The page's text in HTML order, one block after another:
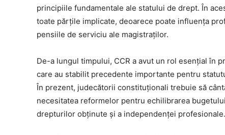
principiile fundamentale ale statului de drept. În
toate părțile implicate, deoarece poate influența
pensiile de serviciu ale magistraților.
De-a lungul timpului, CCR a avut un rol esențial în
care au stabilit precedente importante pentru
În prezent, judecătorii constituționali trebuie să
necesitatea reformelor pentru echilibrarea
drepturilor obținute și a independenței profesionale.